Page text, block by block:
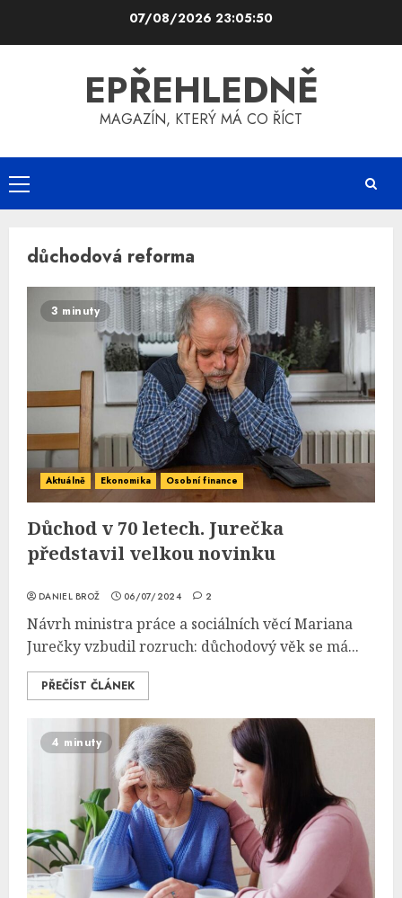
07/08/202623:05:51
EPŘEHLEDNĚ
MAGAZÍN, KTERÝ MÁ CO ŘÍCT
Primary
Menu
důchodová reforma
3 minuty
Aktuálně Ekonomika Osobní finance
Důchod v 70 letech. Jurečka
představil velkou novinku
DANIEL BROŽ 06/07/2024 2
Návrh ministra práce a sociálních věcí Mariana
Jurečky vzbudil rozruch: důchodový věk se má...
PŘEČÍST ČLÁNEK
4 minuty